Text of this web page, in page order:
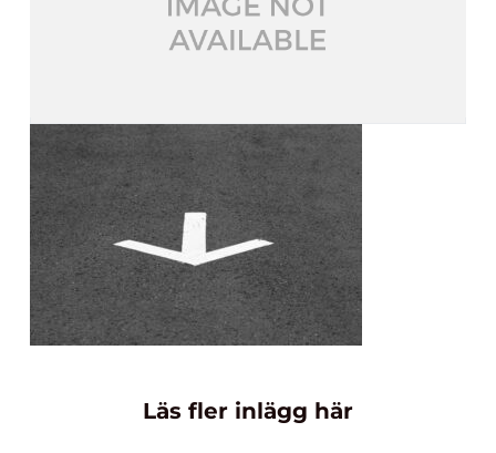
Läs fler inlägg här